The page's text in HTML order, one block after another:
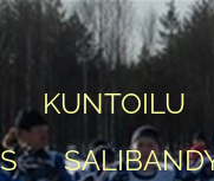
KUNTOILU